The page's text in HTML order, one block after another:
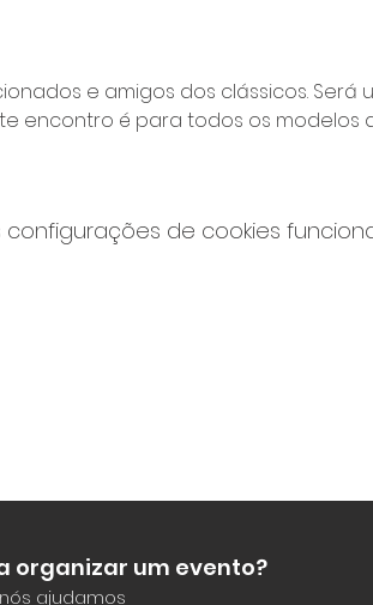
e amigos dos clássicos. Será
encontro é para todos os modelos
de cookies
organizar um evento?
ajudamos